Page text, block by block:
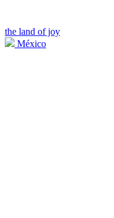
the land of joy
México